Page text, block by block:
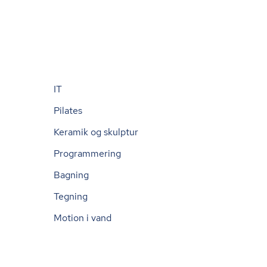
IT
Pilates
Keramik og skulptur
Programmering
Bagning
Tegning
Motion i vand